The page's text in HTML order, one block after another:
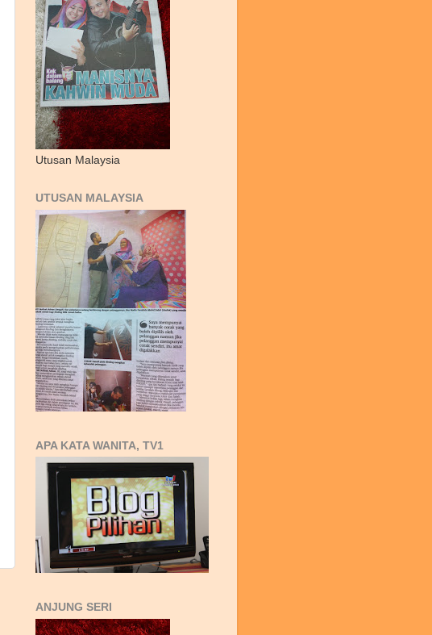
Utusan Malaysia
UTUSAN MALAYSIA
APA KATA WANITA, TV1
ANJUNG SERI